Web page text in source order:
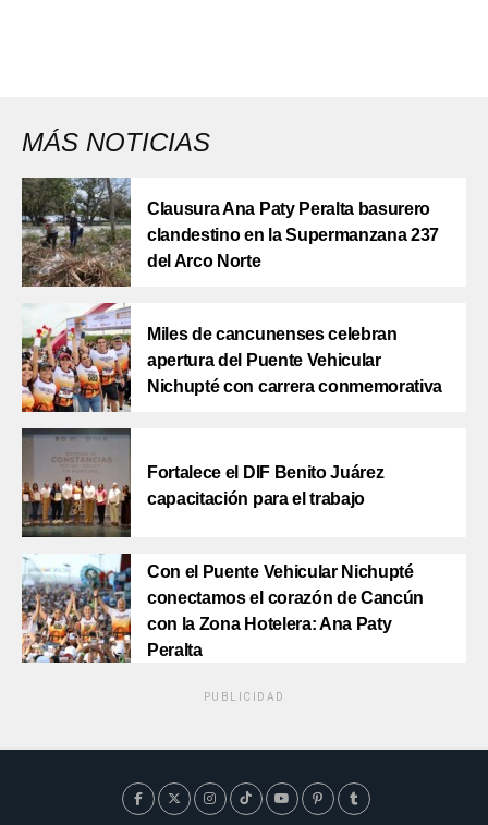
MÁS NOTICIAS
Clausura Ana Paty Peralta basurero
clandestino en la Supermanzana 237
del Arco Norte
Miles de cancunenses celebran
apertura del Puente Vehicular
Nichupté con carrera conmemorativa
Fortalece el DIF Benito Juárez
capacitación para el trabajo
Con el Puente Vehicular Nichupté
conectamos el corazón de Cancún
con la Zona Hotelera: Ana Paty
Peralta
PUBLICIDAD